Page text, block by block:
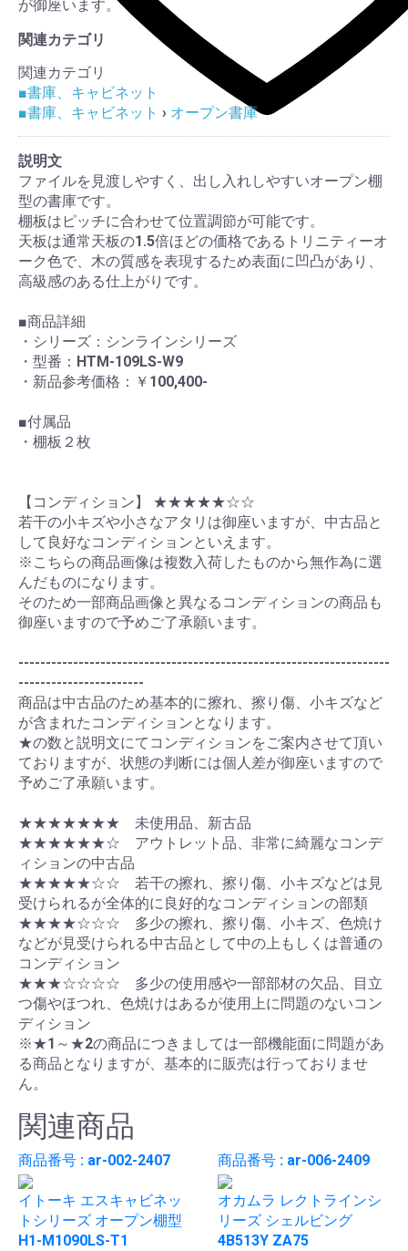
が御座います。
関連カテゴリ
関連カテゴリ
■書庫、キャビネット
■書庫、キャビネット › オープン書庫
説明文
ファイルを見渡しやすく、出し入れしやすいオープン棚
型の書庫です。
棚板はピッチに合わせて位置調節が可能です。
天板は通常天板の1.5倍ほどの価格であるトリニティーオ
ーク色で、木の質感を表現するため表面に凹凸があり、
高級感のある仕上がりです。
■商品詳細
・シリーズ：シンラインシリーズ
・型番：HTM-109LS-W9
・新品参考価格：￥100,400-
■付属品
・棚板２枚
【コンディション】 ★★★★★☆☆
若干の小キズや小さなアタリは御座いますが、中古品と
して良好なコンディションといえます。
※こちらの商品画像は複数入荷したものから無作為に選
んだものになります。
そのため一部商品画像と異なるコンディションの商品も
御座いますので予めご了承願います。
--------------------------------------------------------------------
-----------------------
商品は中古品のため基本的に擦れ、擦り傷、小キズなど
が含まれたコンディションとなります。
★の数と説明文にてコンディションをご案内させて頂い
ておりますが、状態の判断には個人差が御座いますので
予めご了承願います。
★★★★★★★ 未使用品、新古品
★★★★★★☆ アウトレット品、非常に綺麗なコンデ
ィションの中古品
★★★★★☆☆ 若干の擦れ、擦り傷、小キズなどは見
受けられるが全体的に良好的なコンディションの部類
★★★★☆☆☆ 多少の擦れ、擦り傷、小キズ、色焼け
などが見受けられる中古品として中の上もしくは普通の
コンディション
★★★☆☆☆☆ 多少の使用感や一部部材の欠品、目立
つ傷やほつれ、色焼けはあるが使用上に問題のないコン
ディション
※★1～★2の商品につきましては一部機能面に問題があ
る商品となりますが、基本的に販売は行っておりませ
ん。
関連商品
商品番号 : ar-002-2407
イトーキ エスキャビネッ
トシリーズ オープン棚型
H1-M1090LS-T1
商品番号 : ar-006-2409
オカムラ レクトラインシ
リーズ シェルビング
4B513Y ZA75